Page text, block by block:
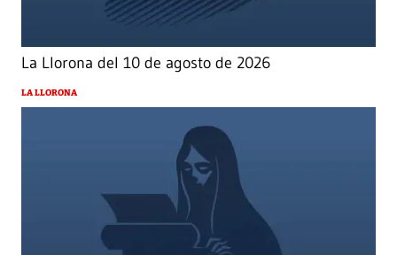
La Llorona del 10 de agosto de 2026
LA LLORONA